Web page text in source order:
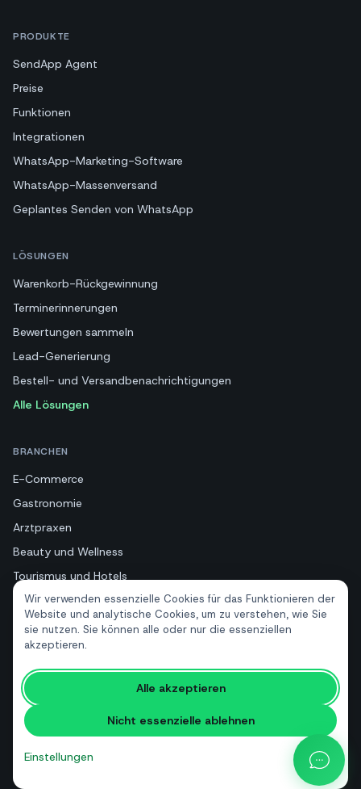
Wir verwenden essenzielle Cookies für das Funktionieren der
Website und analytische Cookies, um zu verstehen, wie Sie
sie nutzen. Sie können alle oder nur die essenziellen
akzeptieren.
Alle akzeptieren
Nicht essenzielle ablehnen
Einstellungen
PRODUKTE
SendApp Agent
Preise
Funktionen
Integrationen
WhatsApp-Marketing-Software
WhatsApp-Massenversand
Geplantes Senden von WhatsApp
LÖSUNGEN
Warenkorb-Rückgewinnung
Terminerinnerungen
Bewertungen sammeln
Lead-Generierung
Bestell- und Versandbenachrichtigungen
Alle Lösungen
BRANCHEN
E-Commerce
Gastronomie
Arztpraxen
Beauty und Wellness
Tourismus und Hotels
Immobilien
RESSOURCEN
Kostenlose Tools
Glossar
Vergleiche